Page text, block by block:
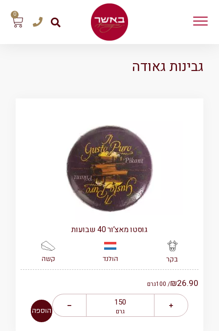
0
גבינות גאודה
גוסטו מאצ’ור 40 שבועות
בקר הולנד קשה
₪26.90
/ 100 גרם
גרם הוספה